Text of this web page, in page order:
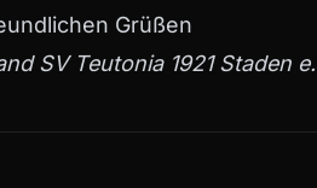
Grüßen
SV Teutonia 1921 Staden